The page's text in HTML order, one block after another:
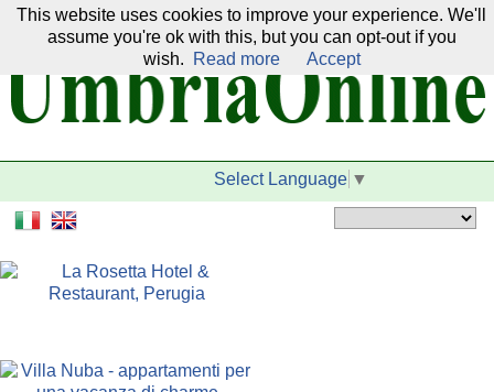
Our network:
Select Language ▼
This website uses cookies to improve your experience. We'll
assume you're ok with this, but you can opt-out if you
wish.
Read more Accept